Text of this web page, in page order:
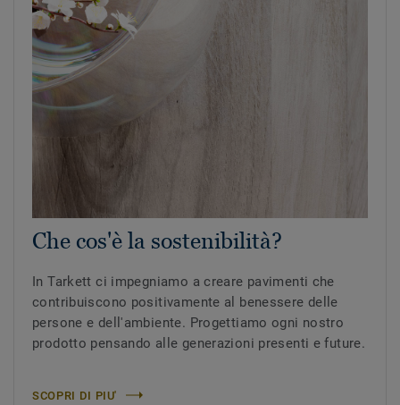
Che cos'è la sostenibilità?
In Tarkett ci impegniamo a creare pavimenti che
contribuiscono positivamente al benessere delle
persone e dell'ambiente. Progettiamo ogni nostro
prodotto pensando alle generazioni presenti e future.
SCOPRI DI PIU'